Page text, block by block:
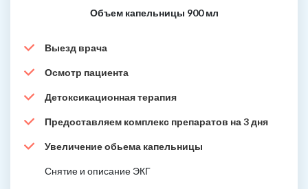
Объем капельницы 900 мл
Выезд врача
Осмотр пациента
Детоксикационная терапия
Предоставляем комплекс препаратов на 3 дня
Увеличение обьема капельницы
Снятие и описание ЭКГ